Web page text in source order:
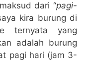
dari “pagi-
kira burung di
ternyata yang
adalah burung
pagi hari (jam 3-